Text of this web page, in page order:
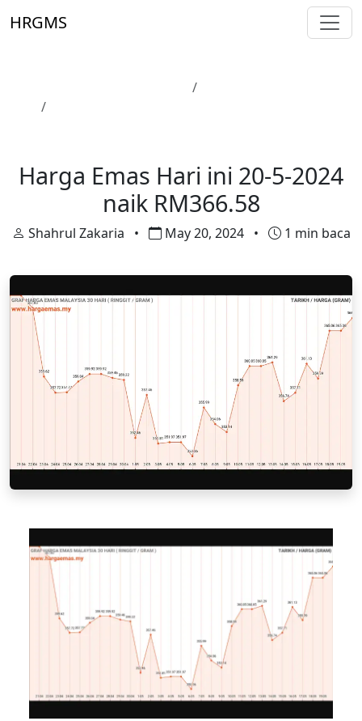
HRGMS
Harga Emas Hari ini 20-5-2024
naik RM366.58
Shahrul Zakaria • May 20, 2024 • 1 min baca